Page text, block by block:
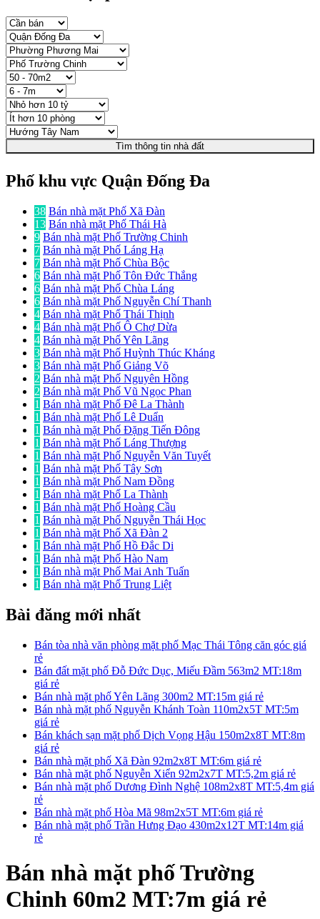
Tìm thông tin nhà đất
Phố khu vực Quận Đống Đa
38 Bán nhà mặt Phố Xã Đàn
13 Bán nhà mặt Phố Thái Hà
9 Bán nhà mặt Phố Trường Chinh
7 Bán nhà mặt Phố Láng Hạ
7 Bán nhà mặt Phố Chùa Bộc
6 Bán nhà mặt Phố Tôn Đức Thắng
6 Bán nhà mặt Phố Chùa Láng
6 Bán nhà mặt Phố Nguyễn Chí Thanh
4 Bán nhà mặt Phố Thái Thịnh
4 Bán nhà mặt Phố Ô Chợ Dừa
4 Bán nhà mặt Phố Yên Lãng
3 Bán nhà mặt Phố Huỳnh Thúc Kháng
3 Bán nhà mặt Phố Giảng Võ
2 Bán nhà mặt Phố Nguyên Hồng
2 Bán nhà mặt Phố Vũ Ngọc Phan
1 Bán nhà mặt Phố Đê La Thành
1 Bán nhà mặt Phố Lê Duẩn
1 Bán nhà mặt Phố Đặng Tiến Đông
1 Bán nhà mặt Phố Láng Thượng
1 Bán nhà mặt Phố Nguyễn Văn Tuyết
1 Bán nhà mặt Phố Tây Sơn
1 Bán nhà mặt Phố Nam Đồng
1 Bán nhà mặt Phố La Thành
1 Bán nhà mặt Phố Hoàng Cầu
1 Bán nhà mặt Phố Nguyễn Thái Học
1 Bán nhà mặt Phố Xã Đàn 2
1 Bán nhà mặt Phố Hồ Đắc Di
1 Bán nhà mặt Phố Hào Nam
1 Bán nhà mặt Phố Mai Anh Tuấn
1 Bán nhà mặt Phố Trung Liệt
Bài đăng mới nhất
Bán tòa nhà văn phòng mặt phố Mạc Thái Tông căn góc giá
rẻ
Bán đất mặt phố Đỗ Đức Dục, Miếu Đầm 563m2 MT:18m
giá rẻ
Bán nhà mặt phố Yên Lãng 300m2 MT:15m giá rẻ
Bán nhà mặt phố Nguyễn Khánh Toàn 110m2x5T MT:5m
giá rẻ
Bán khách sạn mặt phố Dịch Vọng Hậu 150m2x8T MT:8m
giá rẻ
Bán nhà mặt phố Xã Đàn 92m2x8T MT:6m giá rẻ
Bán nhà mặt phố Nguyễn Xiển 92m2x7T MT:5,2m giá rẻ
Bán nhà mặt phố Dương Đình Nghệ 108m2x8T MT:5,4m giá
rẻ
Bán nhà mặt phố Hòa Mã 98m2x5T MT:6m giá rẻ
Bán nhà mặt phố Trần Hưng Đạo 430m2x12T MT:14m giá
rẻ
Bán nhà mặt phố Trường
Chinh 60m2 MT:7m giá rẻ